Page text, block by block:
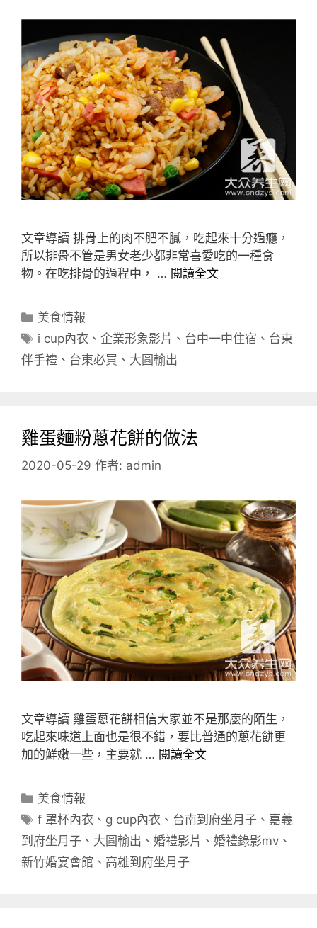
文章導讀 排骨上的肉不肥不膩，吃起來十分過癮，
所以排骨不管是男女老少都非常喜愛吃的一種食
物。在吃排骨的過程中， … 閱讀全文
分
類
美食情報
標
籤
i cup內衣 、企業形象影片 、 台中一中住宿 、 台東
伴手禮 、 台東必買 、 大圖輸出
雞蛋麵粉蔥花餅的做法
2020-05-29 作者: admin
文章導讀 雞蛋蔥花餅相信大家並不是那麼的陌生，
吃起來味道上面也是很不錯，要比普通的蔥花餅更
加的鮮嫩一些，主要就 … 閱讀全文
分
類
美食情報
標
籤
f 罩杯內衣 、 g cup內衣 、 台南到府坐月子 、 嘉義
到府坐月子 、 大圖輸出 、 婚禮影片 、 婚禮錄影mv 、
新竹婚宴會館 、 高雄到府坐月子